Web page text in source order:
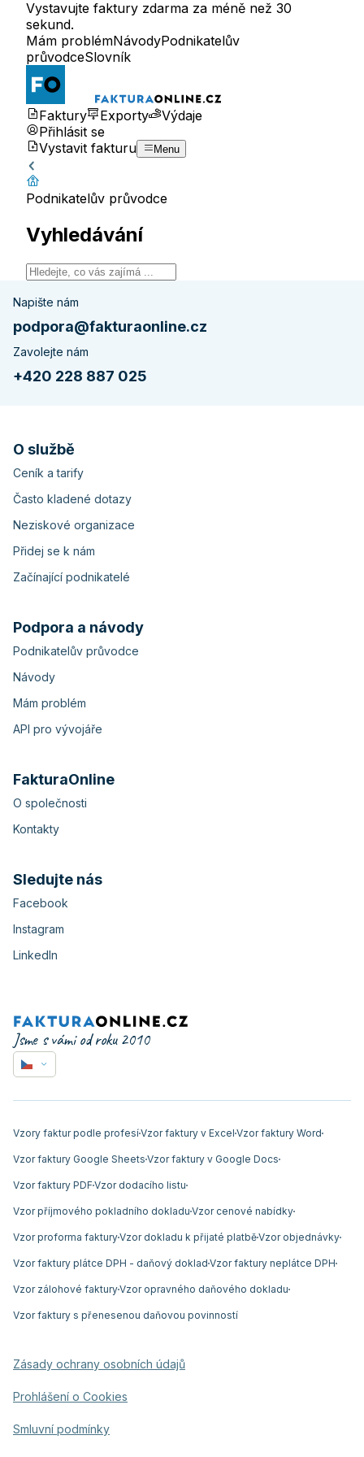
Vystavujte faktury zdarma za méně než 30
sekund.
Mám problémNávodyPodnikatelův
průvodceSlovník
Faktury Exporty
Výdaje
Přihlásit se
Vystavit fakturu
Menu
Podnikatelův průvodce
Vyhledávání
Napište nám
podpora@fakturaonline.cz
Zavolejte nám
+420 228 887 025
O službě
Ceník a tarify
Často kladené dotazy
Neziskové organizace
Přidej se k nám
Začínající podnikatelé
Podpora a návody
Podnikatelův průvodce
Návody
Mám problém
API pro vývojáře
FakturaOnline
O společnosti
Kontakty
Sledujte nás
Facebook
Instagram
LinkedIn
Jsme s vámi od roku 2010
Vzory faktur podle profesíVzor faktury v Excel Vzor faktury Word
Vzor faktury Google Sheets Vzor faktury v Google Docs
Vzor faktury PDF Vzor dodacího listu
Vzor příjmového pokladního dokladu Vzor cenové nabídky
Vzor proforma fakturyVzor dokladu k přijaté platběVzor objednávky
Vzor faktury plátce DPH - daňový doklad Vzor faktury neplátce DPH
Vzor zálohové fakturyVzor opravného daňového dokladu
Vzor faktury s přenesenou daňovou povinností
Zásady ochrany osobních údajů
Prohlášení o Cookies
Smluvní podmínky